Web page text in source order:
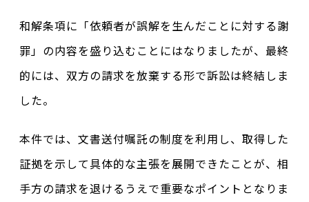
和解条項に「依頼者が誤解を生んだことに対する謝
罪」の内容を盛り込むことにはなりましたが、最終
的には、双方の請求を放棄する形で訴訟は終結しま
した。
本件では、文書送付嘱託の制度を利用し、取得した
証拠を示して具体的な主張を展開できたことが、相
手方の請求を退けるうえで重要なポイントとなりま